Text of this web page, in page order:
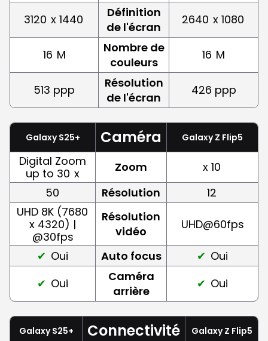
3120 x 1440
Définition
de l'écran
2640 x 1080
16 M
Nombre de
couleurs
16 M
513 ppp
Résolution
de l'écran
426 ppp
Galaxy S25+ Caméra Galaxy Z Flip5
Digital Zoom
up to 30 x Zoom
x 10
50
Résolution
12
UHD 8K (7680
x 4320) |
@30fps
Résolution
vidéo
UHD@60fps
Oui Auto focus
Oui
Oui
Caméra
arrière
Oui
Galaxy S25+ Connectivité Galaxy Z Flip5